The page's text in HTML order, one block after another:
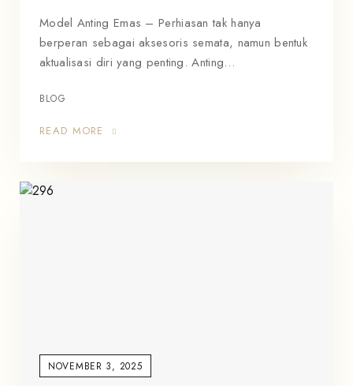
Model Anting Emas – Perhiasan tak hanya
berperan sebagai aksesoris semata, namun bentuk
aktualisasi diri yang penting. Anting…
BLOG
READ MORE
NOVEMBER 3, 2025